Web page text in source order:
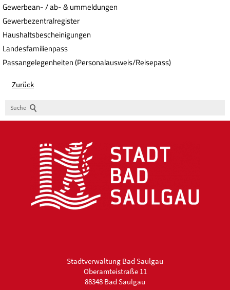
Gewerbean- / ab- & ummeldungen
Gewerbezentralregister
Haushaltsbescheinigungen
Landesfamilienpass
Passangelegenheiten (Personalausweis/Reisepass)
Zurück
Suche
Stadtverwaltung Bad Saulgau
Oberamteistraße 11
88348 Bad Saulgau